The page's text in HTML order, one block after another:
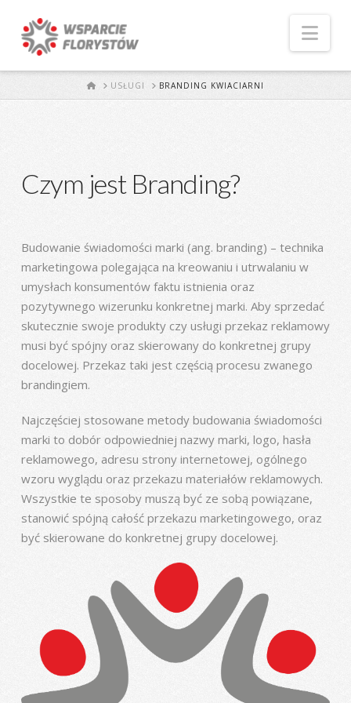
STARTUSŁUGI BRANDING KWIACIARNI
Czym jest Branding?
Budowanie świadomości marki (ang. branding) – technika
marketingowa polegająca na kreowaniu i utrwalaniu w
umysłach konsumentów faktu istnienia oraz
pozytywnego wizerunku konkretnej marki. Aby sprzedać
skutecznie swoje produkty czy usługi przekaz reklamowy
musi być spójny oraz skierowany do konkretnej grupy
docelowej. Przekaz taki jest częścią procesu zwanego
brandingiem.
Najczęściej stosowane metody budowania świadomości
marki to dobór odpowiedniej nazwy marki, logo, hasła
reklamowego, adresu strony internetowej, ogólnego
wzoru wyglądu oraz przekazu materiałów reklamowych.
Wszystkie te sposoby muszą być ze sobą powiązane,
stanowić spójną całość przekazu marketingowego, oraz
być skierowane do konkretnej grupy docelowej.